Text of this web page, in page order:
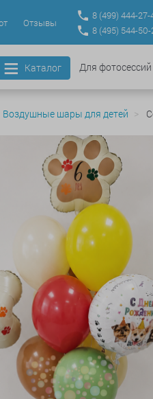
Отзывы
8 (499) 444-27-
8 (495) 544-
Каталог Для фотосессий
Воздушные шары для детей